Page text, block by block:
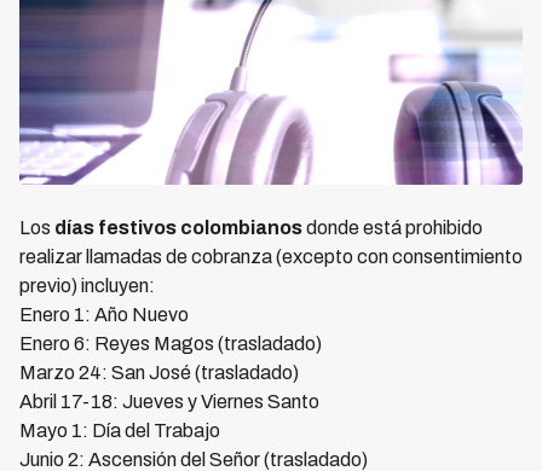
Los días festivos colombianosdonde está prohibido
realizar llamadas de cobranza (excepto con consentimiento
previo) incluyen:
Enero 1: Año Nuevo
Enero 6: Reyes Magos (trasladado)
Marzo 24: San José (trasladado)
Abril 17-18: Jueves y Viernes Santo
Mayo 1: Día del Trabajo
Junio 2: Ascensión del Señor (trasladado)